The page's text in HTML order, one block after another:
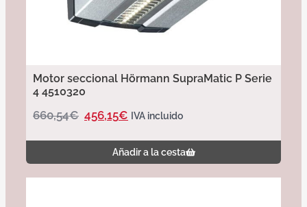
Motor seccional Hörmann SupraMatic P Serie
4 4510320
660,54€ 456,15€ IVA incluido
Añadir a la cesta